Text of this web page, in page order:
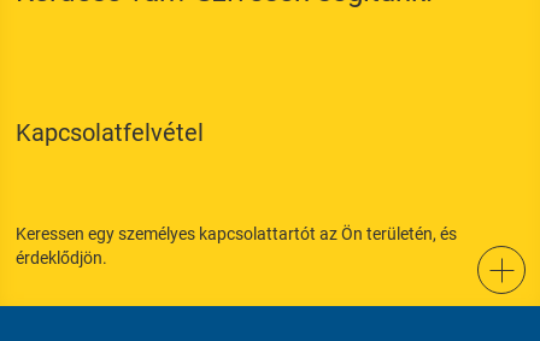
Kapcsolatfelvétel
Keressen egy személyes kapcsolattartót az Ön területén, és
érdeklődjön.